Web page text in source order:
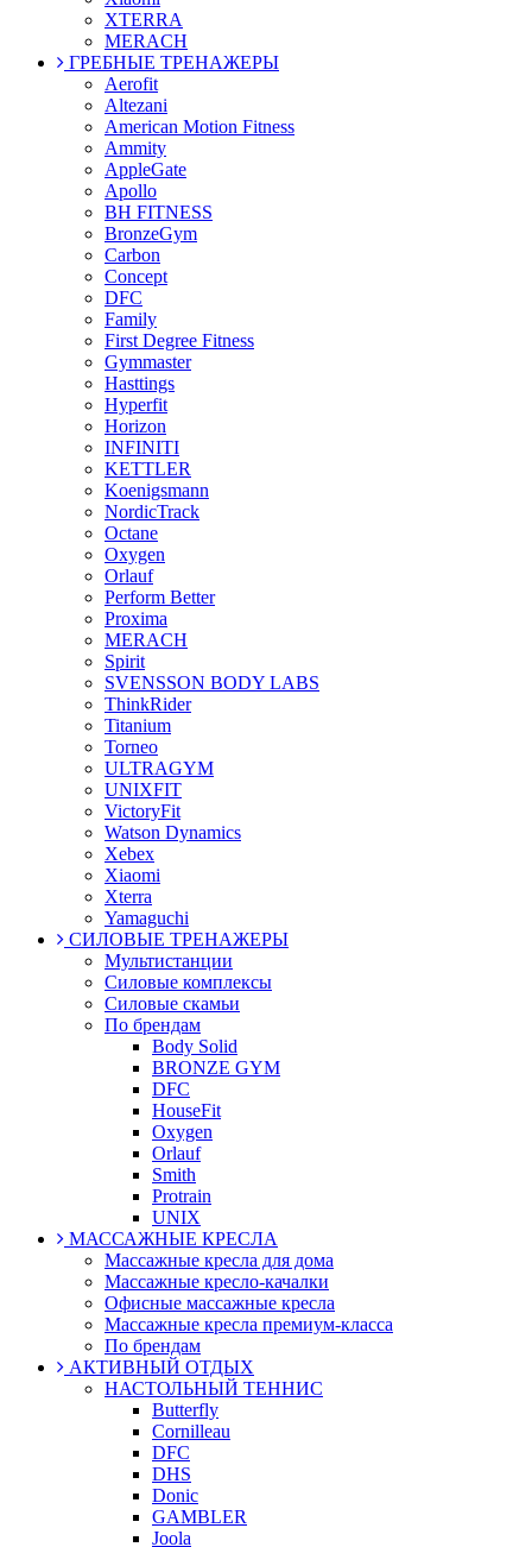
XTERRA
MERACH
ГРЕБНЫЕ ТРЕНАЖЕРЫ
Aerofit
Altezani
American Motion Fitness
Ammity
AppleGate
Apollo
BH FITNESS
BronzeGym
Carbon
Concept
DFC
Family
First Degree Fitness
Gymmaster
Hasttings
Hyperfit
Horizon
INFINITI
KETTLER
Koenigsmann
NordicTrack
Octane
Oxygen
Orlauf
Perform Better
Proxima
MERACH
Spirit
SVENSSON BODY LABS
ThinkRider
Titanium
Torneo
ULTRAGYM
UNIXFIT
VictoryFit
Watson Dynamics
Xebex
Xiaomi
Xterra
Yamaguchi
СИЛОВЫЕ ТРЕНАЖЕРЫ
Мультистанции
Силовые комплексы
Силовые скамьи
По брендам
Body Solid
BRONZE GYM
DFC
HouseFit
Oxygen
Orlauf
Smith
Protrain
UNIX
МАССАЖНЫЕ КРЕСЛА
Массажные кресла для дома
Массажные кресло-качалки
Офисные массажные кресла
Массажные кресла премиум-класса
По брендам
АКТИВНЫЙ ОТДЫХ
НАСТОЛЬНЫЙ ТЕННИС
Butterfly
Cornilleau
DFC
DHS
Donic
GAMBLER
Joola